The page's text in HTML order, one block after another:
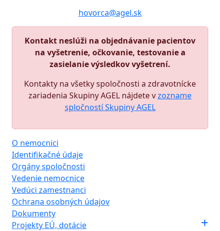
hovorca@agel.sk
Kontakt neslúži na objednávanie pacientov
na vyšetrenie, očkovanie, testovanie a
zasielanie výsledkov vyšetrení.
Kontakty na všetky spoločnosti a zdravotnícke
zariadenia Skupiny AGEL nájdete vzozname
spločností Skupiny AGEL
O nemocnici
Identifikačné údaje
Orgány spoločnosti
Vedenie nemocnice
Vedúci zamestnanci
Ochrana osobných údajov
Dokumenty
Projekty EÚ, dotácie